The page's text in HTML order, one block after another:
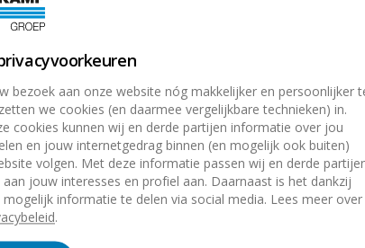
achtergrond;
halen);
een informele en
goede werksfeer staan
en krijgt de ruimte om
bezoek aan onze website nóg makkelijker en persoonlijker
we cookies (en daarmee vergelijkbare technieken) in.
cookies kunnen wij en derde partijen informatie over jou
en jouw internetgedrag binnen (en mogelijk ook buiten)
volgen. Met deze informatie passen wij en derde
jouw interesses en profiel aan. Daarnaast is het dankzij
mogelijk informatie te delen via social media. Lees meer over
.